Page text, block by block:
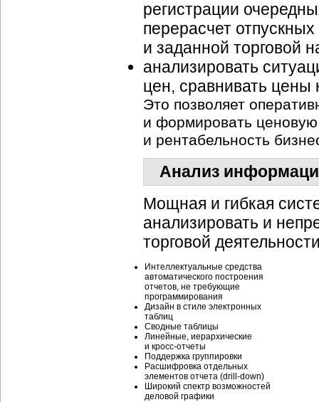
регистрации
перерасчет
и заданной торговой
анализировать
цен, сравнивать цены
Это позволяет
и формировать ценовую
и рентабельность
Анализ
Мощная и гибкая
анализировать и
торговой
Интеллектуальные средства
автоматического построения
отчетов, не требующие
программирования
Дизайн в стиле электронных
таблиц
Сводные таблицы
Линейные, иерархические
и кросс-отчеты
Поддержка группировки
Расшифровка отдельных
элементов отчета (drill-down)
Широкий спектр возможностей
деловой графики